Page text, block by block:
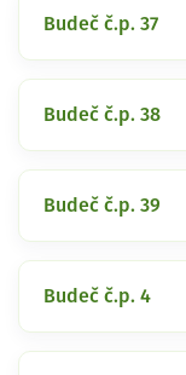
Budeč č.p. 37
Budeč č.p. 38
Budeč č.p. 39
Budeč č.p. 4